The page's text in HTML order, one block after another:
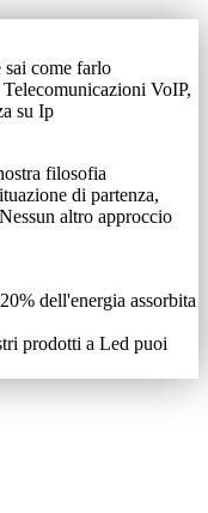
sai come farlo
VoIP,
su Ip
filosofia
di partenza,
altro approccio
dell'energia assorbita
prodotti a Led puoi
siamo riusciti ad